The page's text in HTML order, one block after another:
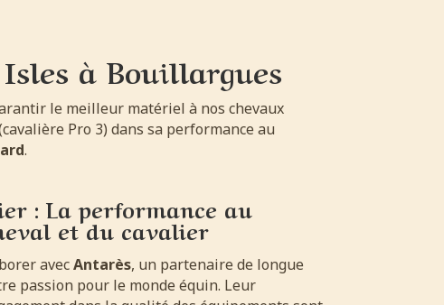
à Bouillargues
le meilleur matériel à nos chevaux
Pro 3) dans sa performance au
.
: La performance au
et du cavalier
avecAntarès, un partenaire de longue
passion pour le monde équin. Leur